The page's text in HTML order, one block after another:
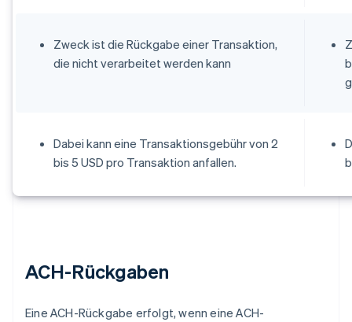
Zweck ist die Rückgabe einer Transaktion,
die nicht verarbeitet werden kann
Dabei kann eine Transaktionsgebühr von 2
bis 5 USD pro Transaktion anfallen.
ACH-Rückgaben
Eine ACH-Rückgabe erfolgt, wenn eine ACH-